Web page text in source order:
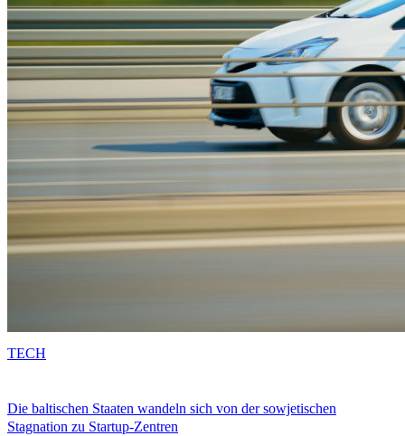
Die baltischen Staaten wandeln sich von der sowjetischen
Stagnation zu Startup-Zentren
TECH